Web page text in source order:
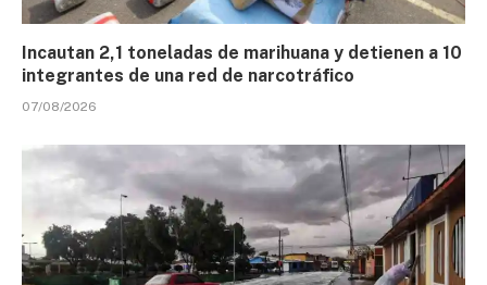
Incautan 2,1 toneladas de marihuana y detienen a 10
integrantes de una red de narcotráfico
07/08/2026